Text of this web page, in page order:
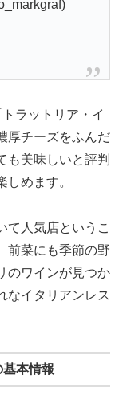
ラットリア・イ
厚チーズをふんだ
も美味しいと評判
めます。
て人気店というこ
前菜にも季節の野
のワインが見つか
なイタリアンレス
基本情報